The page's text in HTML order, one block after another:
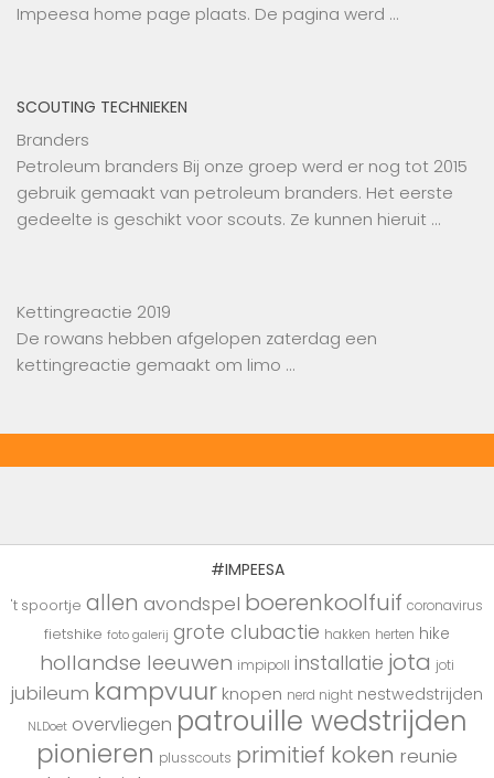
Impeesa home page plaats. De pagina werd …
SCOUTING TECHNIEKEN
Branders
Petroleum branders Bij onze groep werd er nog tot 2015
gebruik gemaakt van petroleum branders. Het eerste
gedeelte is geschikt voor scouts. Ze kunnen hieruit …
Kettingreactie 2019
De rowans hebben afgelopen zaterdag een
kettingreactie gemaakt om limo …
#IMPEESA
't spoortje allen avondspel boerenkoolfuif coronavirus
fietshike foto galerij grote clubactie hakken herten hike
hollandse leeuwen impipoll installatie jota joti
jubileum kampvuur knopen nerd night nestwedstrijden
NLDoet overvliegen patrouille wedstrijden
pionieren plusscouts primitief koken reunie